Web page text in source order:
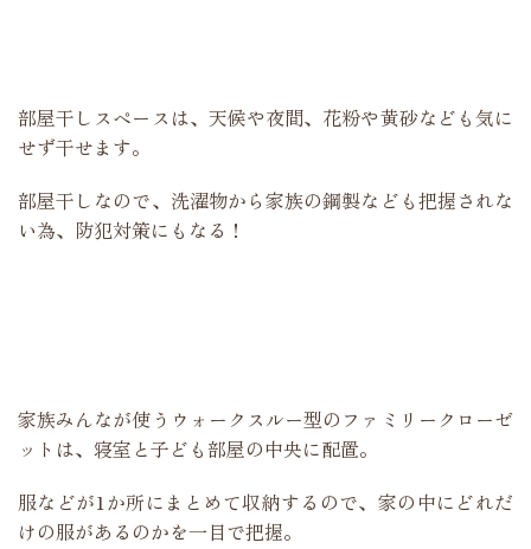
部屋干しスペースは、天候や夜間、花粉や黄砂なども気に
せず干せます。
部屋干しなので、洗濯物から家族の鋼製なども把握されな
い為、防犯対策にもなる！
家族みんなが使うウォークスルー型のファミリークローゼ
ットは、寝室と子ども部屋の中央に配置。
服などが1か所にまとめて収納するので、家の中にどれだ
けの服があるのかを一目で把握。